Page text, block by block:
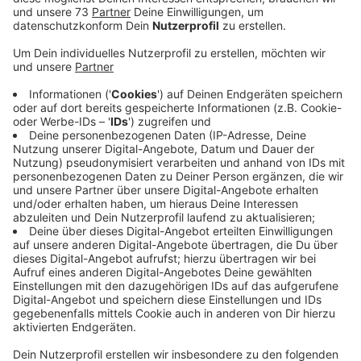
Viele von uns freuen sich, dass es wieder freilebende
bei einigen Schafhaltern aus. Besonders Kurt Opriel
aus Hünxe hat es hart getroffen. Sein Betrieb liegt im
Revier von Wölfin Gloria, zu dem auch Raesfeld und
Schermbeck gehören. Seit September vergangenen
Jahres wurden bei Kurt Opriel zehn Mal Schafe
gerissen, zuletzt an Heiligabend. Bei den meisten
Angriffen haben Experten bestätigt, dass es ein Wolf
war.
Die Ergebnisse für Heiligabend stehen noch aus. Der
Schafhalter weiß nach eigenen Angaben nicht mehr,
was er machen soll, denn er hat seine Tiere schon mit
deutlich höheren Strom-Zäunen geschützt, als von